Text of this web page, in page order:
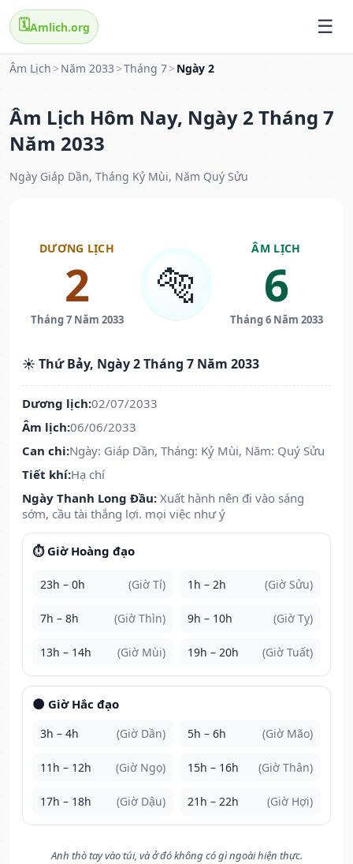
🗓️Amlich.org
Âm Lịch > Năm 2033 >Tháng 7> Ngày 2
Âm Lịch Hôm Nay, Ngày 2 Tháng 7
Năm 2033
Ngày Giáp Dần, Tháng Kỷ Mùi, Năm Quý Sửu
DƯƠNG LỊCH
2
Tháng 7 Năm 2033
🐅
ÂM LỊCH
6
Tháng 6 Năm 2033
☀️ Thứ Bảy, Ngày 2 Tháng 7 Năm 2033
Dương lịch:02/07/2033
Âm lịch:06/06/2033
Can chi:Ngày: Giáp Dần, Tháng: Kỷ Mùi, Năm: Quý Sửu
Tiết khí:Hạ chí
Ngày Thanh Long Đầu: Xuất hành nên đi vào sáng
sớm, cầu tài thắng lợi. mọi việc như ý
⏱️ Giờ Hoàng đạo
23h – 0h (Giờ Tí) 1h – 2h (Giờ Sửu)
7h – 8h (Giờ Thìn) 9h – 10h (Giờ Tỵ)
13h – 14h (Giờ Mùi) 19h – 20h (Giờ Tuất)
🌑 Giờ Hắc đạo
3h – 4h (Giờ Dần) 5h – 6h (Giờ Mão)
11h – 12h (Giờ Ngọ) 15h – 16h (Giờ Thân)
17h – 18h (Giờ Dậu) 21h – 22h (Giờ Hợi)
Anh thò tay vào túi, và ở đó không có gì ngoài hiện thực.